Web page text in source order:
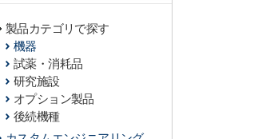
製品カテゴリで探す
機器
試薬・消耗品
研究施設
オプション製品
後続機種